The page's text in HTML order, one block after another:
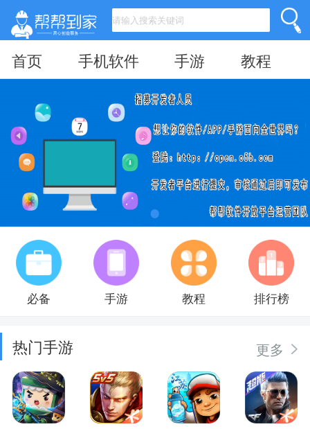
首页 手机软件 手游 教程
必备 手游 教程 排行榜
热门手游 更多